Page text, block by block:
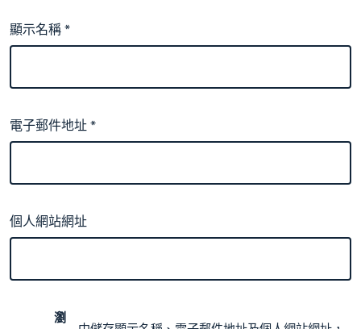
顯示名稱*
電子郵件地址*
個人網站網址
瀏